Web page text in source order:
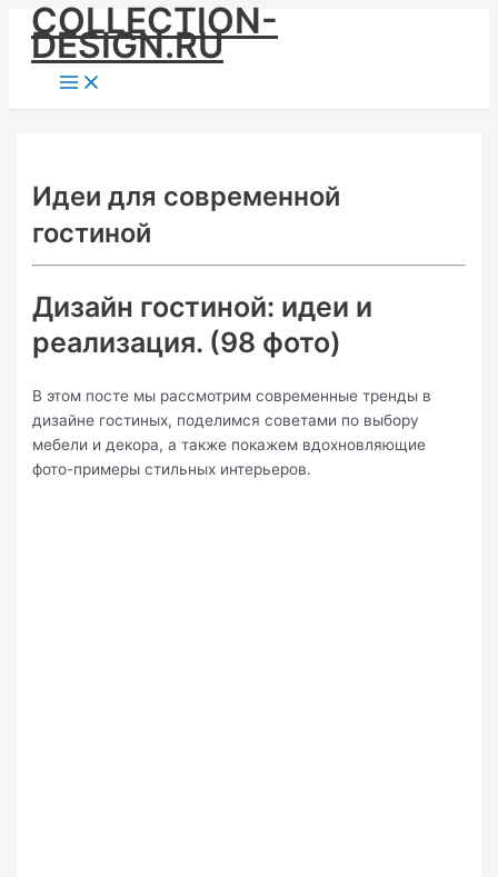
Skip
content
COLLECTION-
DESIGN.RU
Main
Menu
Идеи для современной
гостиной
Дизайн гостиной: идеи и
реализация. (98 фото)
В этом посте мы рассмотрим современные тренды в
дизайне гостиных, поделимся советами по выбору
мебели и декора, а также покажем вдохновляющие
фото-примеры стильных интерьеров.